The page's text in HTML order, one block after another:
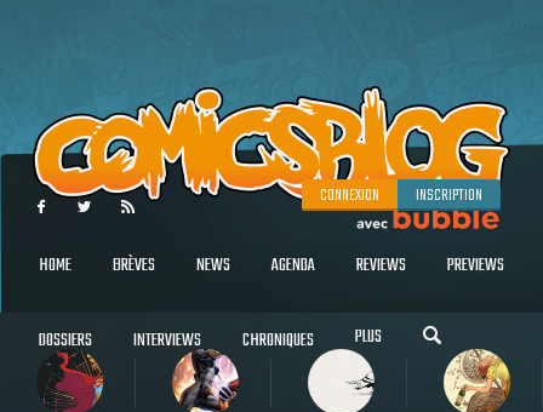
CONNEXION INSCRIPTION
HOME BRÈVES NEWS AGENDA REVIEWS PREVIEWS
DOSSIERS INTERVIEWS CHRONIQUES PLUS